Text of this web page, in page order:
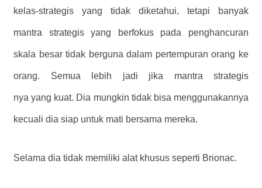
kelas-strategis yang tidak diketahui, tetapi banyak
mantra strategis yang berfokus pada penghancuran
skala besar tidak berguna dalam pertempuran orang ke
orang. Semua lebih jadi jika mantra strategis
nya yang kuat. Dia mungkin tidak bisa menggunakannya
kecuali dia siap untuk mati bersama mereka.
Selama dia tidak memiliki alat khusus seperti Brionac.